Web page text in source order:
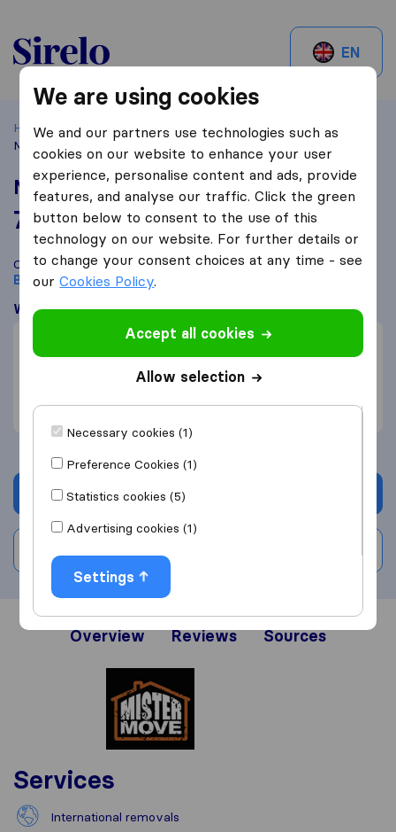
Sirelo.be
EN
Home Best Moving Companies in Belgium
Brussels
Mister Move
Mister Move
7,0 based on16
Sirelo and Google reviews
i
Compare Mister Move with othermoving companies from
Brussels
What customers are saying
Careful with furniture (2)
Unprofessional (2)
Get quote
Overview Reviews Sources
Services
International removals
We are using cookies
We and our partners use technologies such as
cookies on our website to enhance your user
experience, personalise content and ads, provide
features, and analyse our traffic. Click the green
button below to consent to the use of this
technology on our website. For further details or
to change your consent choices at any time - see
ourCookies Policy.
Accept all cookies
Allow selection
Necessary cookies (1)
Preference Cookies (1)
Statistics cookies (5)
Advertising cookies (1)
Settings